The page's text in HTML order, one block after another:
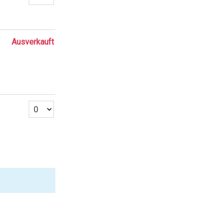
Ausverkauft
Anzahl Tickets KulturLegi Ticket